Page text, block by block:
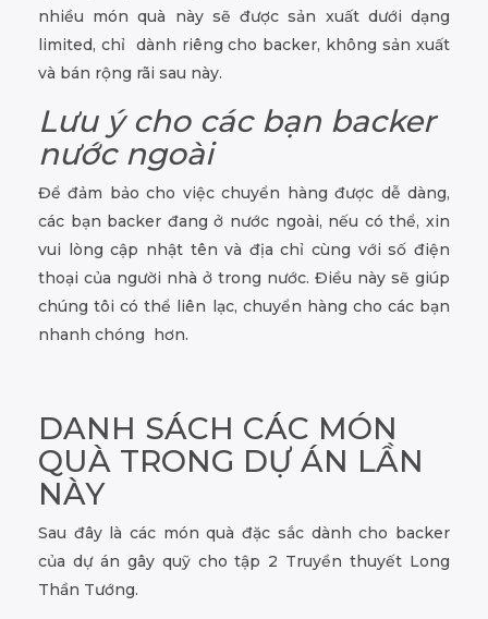
nhiều món quà này sẽ được sản xuất dưới dạng
limited, chỉ dành riêng cho backer, không sản xuất
và bán rộng rãi sau này.
Lưu ý cho các bạn backer
nước ngoài
Để đảm bảo cho việc chuyển hàng được dễ dàng,
các bạn backer đang ở nước ngoài, nếu có thể, xin
vui lòng cập nhật tên và địa chỉ cùng với số điện
thoại của người nhà ở trong nước. Điều này sẽ giúp
chúng tôi có thể liên lạc, chuyển hàng cho các bạn
nhanh chóng hơn.
DANH SÁCH CÁC MÓN
QUÀ TRONG DỰ ÁN LẦN
NÀY
Sau đây là các món quà đặc sắc dành cho backer
của dự án gây quỹ cho tập 2 Truyền thuyết Long
Thần Tướng.